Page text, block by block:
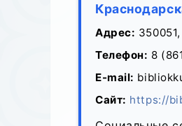
Адрес:
Телефон: 8
E-mail:
Сайт: https://